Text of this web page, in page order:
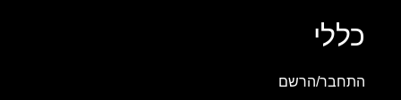
כללי
התחבר/הרשם